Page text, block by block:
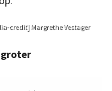
credit] Margrethe Vestager